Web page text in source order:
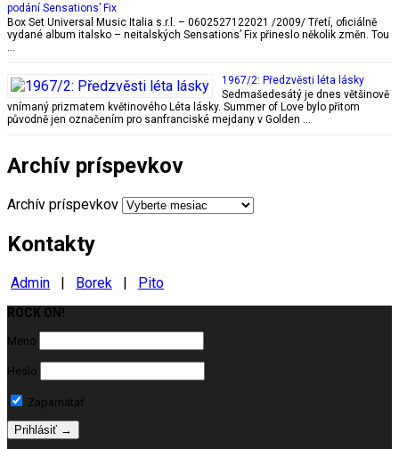
podání Sensations’ Fix
Box Set Universal Music Italia s.r.l. – 0602527122021 /2009/ Třetí, oficiálně
vydané album italsko – neitalských Sensations’ Fix přineslo několik změn. Tou
…
1967/2: Předzvěsti léta lásky
Sedmašedesátý je dnes většinově
vnímaný prizmatem květinového Léta lásky. Summer of Love bylo přitom
původně jen označením pro sanfranciské mejdany v Golden …
Archív príspevkov
Archív príspevkov
Kontakty
Admin | Borek | Pito
Milujeme ROCK
ROCK ON!
Meno
Heslo
Zapamätať